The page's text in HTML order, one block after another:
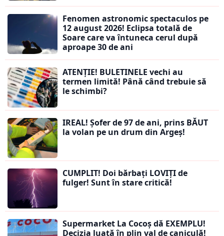
Fenomen astronomic spectaculos pe
12 august 2026! Eclipsa totală de
Soare care va întuneca cerul după
aproape 30 de ani
ATENȚIE! BULETINELE vechi au
termen limită! Până când trebuie să
le schimbi?
IREAL! Șofer de 97 de ani, prins BĂUT
la volan pe un drum din Argeș!
CUMPLIT! Doi bărbați LOVIȚI de
fulger! Sunt în stare critică!
Supermarket La Cocoș dă EXEMPLU!
Decizia luată în plin val de caniculă!